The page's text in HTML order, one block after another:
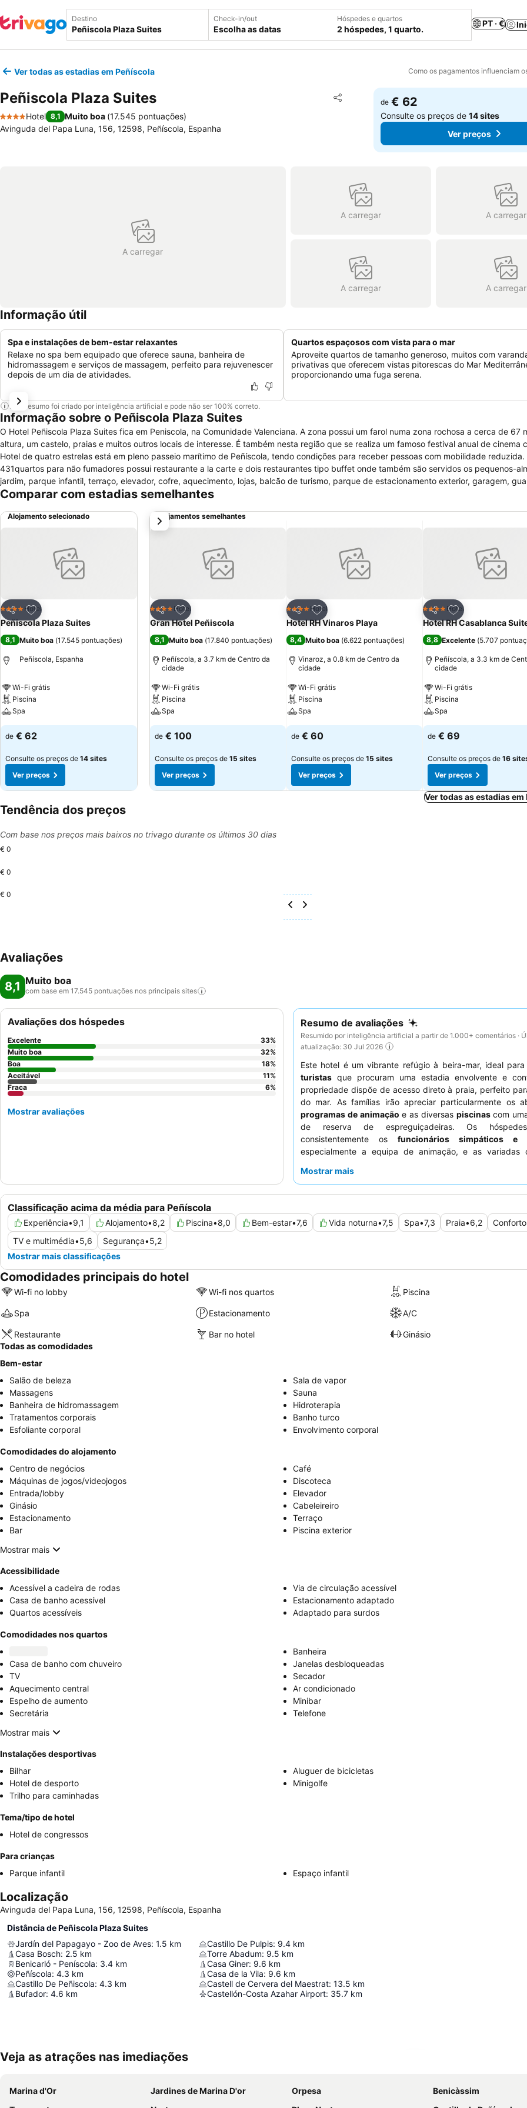
Destino Check-in/out
Escolha as datas
Hóspedes e quartos
2 hóspedes, 1 quarto.
PT · €
Ver todas as estadias em Peñíscola Como os pagamentos influenciam
Peñiscola Plaza Suites Partilhar
Adicionar aos favoritos
4 Estrelas
Hotel 8,1 Muito boa (17.545 pontuações)
Avinguda del Papa Luna, 156, 12598, Peñíscola, Espanha
de € 62
Consulte os preços de14 sites
Ver preços
A carregar
A carregar A carregar
A carregar A carregar
Informação útil
Spa e instalações de bem-estar relaxantes
Relaxe no spa bem equipado que oferece sauna, banheira de
hidromassagem e serviços de massagem, perfeito para rejuvenescer
depois de um dia de atividades.
Quartos espaçosos com vista para o mar
Aproveite quartos de tamanho generoso, muitos com
privativas que oferecem vistas pitorescas do Mar
proporcionando uma fuga serena.
Este resumo foi criado por inteligência artificial e pode não ser 100% correto.
Informação sobre o Peñiscola Plaza Suites
O Hotel Peñiscola Plaza Suites fica em Peniscola, na Comunidade Valenciana. A zona possui um farol numa zona rochosa a cerca de 67
altura, um castelo, praias e muitos outros locais de interesse. É também nesta região que se realiza um famoso festival anual de cinema
Hotel de quatro estrelas está em pleno passeio marítimo de Peñíscola, tendo condições para receber pessoas com mobilidade reduzida.
431quartos para não fumadores possui restaurante a la carte e dois restaurantes tipo buffet onde também são servidos os pequenos-
jardim, parque infantil, terraço, elevador, cofre, aquecimento, lojas, balcão de turismo, parque de estacionamento exterior, garagem,
bagagem, sala de estar, sala de reuniões, lavandaria, e Receção disponível 24 horas. Os quartos possuem minibar, casa de banho com
horas, discoteca, animação infantil, Babysitting, cabeleireiro, médico, parque infantil, piscina interior, piscina exterior com chapéu-de-sol e
espreguiçadeiras, spa, jacuzzi e sauna.
Comparar com estadias semelhantes
Alojamento selecionado
Partilhar
Adicionar aos favoritos
4 EstrelasHotel
Peñiscola Plaza Suites
8,1 Muito boa (17.545 pontuações)
Peñíscola, Espanha
Wi-Fi grátis
Piscina
Spa
de € 62
Consulte os preços de 14 sites
Ver preços
Alojamentos semelhantes
Partilhar
Adicionar aos favoritos
4 EstrelasHotel
Gran Hotel Peñiscola
8,1 Muito boa (17.840 pontuações)
Peñíscola, a 3.7 km de Centro da
cidade
Wi-Fi grátis
Piscina
Spa
de € 100
Consulte os preços de 15 sites
Ver preços
Partilhar
Adicionar aos favoritos
4 EstrelasHotel
Hotel RH Vinaros Playa
8,4 Muito boa (6.622 pontuações)
Vinaroz, a 0.8 km de Centro da
cidade
Wi-Fi grátis
Piscina
Spa
de € 60
Consulte os preços de 15 sites
Ver preços
Partilhar
Adicionar aos
4 EstrelasHotel
Hotel RH Casablanca
8,8 Excelente (5.707
Peñíscola, a 3.3 km de
cidade
Wi-Fi grátis
Piscina
Spa
de € 69
Consulte os preços de 16
Ver preços
próximo
Ver todas as estadias em
Tendência dos preços
Com base nos preços mais baixos no trivago durante os últimos 30 dias
€ 0
€ 0
€ 0
Avaliações
8,1 Muito boa
com base em 17.545 pontuações nos principais sites
Resumo de avaliações
Resumido por inteligência artificial a partir de 1.000+ comentários ·
atualização: 30 Jul 2026
Este hotel é um vibrante refúgio à beira-mar, ideal para
turistas que procuram uma estadia envolvente e
propriedade dispõe de acesso direto à praia, perfeito
do mar. As famílias irão apreciar particularmente os
programas de animação e as diversas piscinascom
de reserva de espreguiçadeiras. Os
consistentemente os funcionários simpáticos e
especialmente a equipa de animação, e as variadas
restaurantes temáticos
Mostrar mais
Classificação acima da média para Peñíscola
Experiência•9,1 Alojamento•8,2 Piscina•8,0 Bem-estar•7,6 Vida noturna•7,5 Spa•7,3 Praia•6,2 Conforto
TV e multimédia•5,6 Segurança•5,2
Mostrar mais classificações
Avaliações dos hóspedes
Excelente 33%
Muito boa
32%
Boa
18%
Aceitável
11%
Fraca
6%
Mostrar avaliações
Comodidades principais do hotel
Wi-fi no lobby Wi-fi nos quartos Piscina
Spa Estacionamento A/C
Restaurante Bar no hotel
Ginásio
Todas as comodidades
Bem-estar
Salão de beleza
Sala de vapor
Massagens
Sauna
Banheira de hidromassagem
Hidroterapia
Tratamentos corporais
Banho turco
Esfoliante corporal
Envolvimento corporal
Comodidades do alojamento
Centro de negócios
Café
Máquinas de jogos/videojogos
Discoteca
Entrada/lobby
Elevador
Ginásio
Cabeleireiro
Estacionamento
Terraço
Bar
Piscina exterior
Mostrar mais
Acessibilidade
Acessível a cadeira de rodas
Via de circulação acessível
Casa de banho acessível
Estacionamento adaptado
Quartos acessíveis
Adaptado para surdos
Comodidades nos quartos
Banheira
Casa de banho com chuveiro
Janelas desbloqueadas
TV
Secador
Aquecimento central
Ar condicionado
Espelho de aumento
Minibar
Secretária
Telefone
Mostrar mais
Instalações desportivas
Bilhar
Aluguer de bicicletas
Hotel de desporto
Minigolfe
Trilho para caminhadas
Tema/tipo de hotel
Hotel de congressos
Para crianças
Parque infantil
Espaço infantil
Localização
Avinguda del Papa Luna, 156, 12598, Peñíscola, Espanha
Distância de Peñiscola Plaza Suites
Jardín del Papagayo - Zoo de Aves: 1.5 km
Casa Bosch: 2.5 km
Benicarló - Peníscola: 3.4 km
Peñíscola: 4.3 km
Castillo De Peñiscola: 4.3 km
Bufador: 4.6 km
Castillo De Pulpis: 9.4 km
Torre Abadum: 9.5 km
Casa Giner: 9.6 km
Casa de la Vila: 9.6 km
Castell de Cervera del Maestrat: 13.5 km
Castellón-Costa Azahar Airport: 35.7 km
Veja as atrações nas imediações
Marina d'Or Jardines de Marina D'or Orpesa
Benicàssim